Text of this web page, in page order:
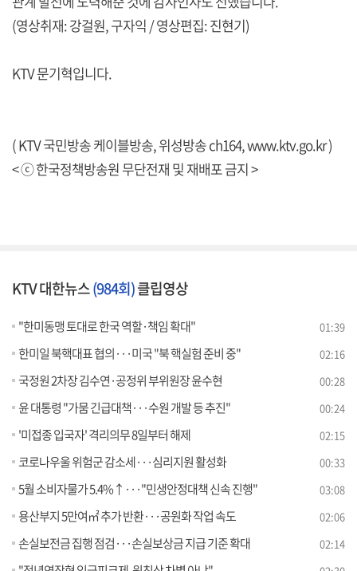
(영상취재: 강걸원, 구자익 / 영상편집: 진현기)
KTV 문기혁입니다.
( KTV 국민방송 케이블방송, 위성방송 ch164,www.ktv.go.kr)
< ⓒ 한국정책방송원 무단전재 및 재배포 금지 >
KTV 대한뉴스(984회)클립영상
"한미동맹 토대로 한국 역할·책임 확대" 01:39
한미일 북핵대표 협의···미국 "북 핵실험 준비 중" 02:16
국정원 2차장 김수연·공정위 부위원장 윤수현 00:28
윤 대통령 "가뭄 긴급대책···수원 개발 등 추진" 00:24
'미접종 입국자' 격리의무 8일부터 해제 02:15
코로나우울 위험군 감소세···심리지원 활성화 00:33
5월 소비자물가 5.4%↑···"민생안정대책 신속 진행" 03:08
용산부지 5만여㎡ 추가 반환···공원화 작업 속도 02:06
손실보전금 집행 점검···손실보상금 지급 기준 확대 02:14